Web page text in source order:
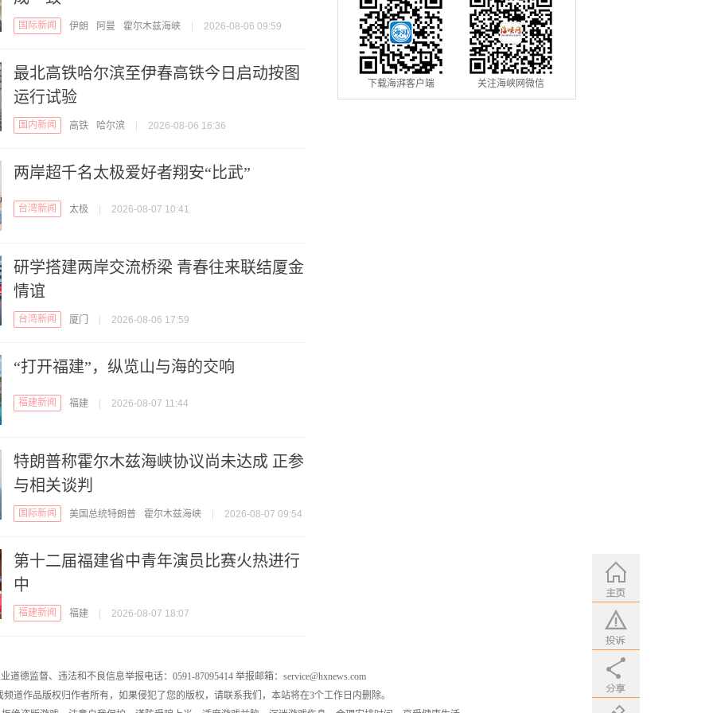
国际新闻 伊朗 阿曼 霍尔木兹海峡 2026-08-06 09:59
最北高铁哈尔滨至伊春高铁今日启动按图
运行试验
国内新闻 高铁 哈尔滨 2026-08-06 16:36
两岸超千名太极爱好者翔安“比武”
台湾新闻 太极 2026-08-07 10:41
研学搭建两岸交流桥梁 青春往来联结厦金
情谊
台湾新闻 厦门 2026-08-06 17:59
“打开福建”，纵览山与海的交响
福建新闻 福建 2026-08-07 11:44
特朗普称霍尔木兹海峡协议尚未达成 正参
与相关谈判
国际新闻 美国总统特朗普 霍尔木兹海峡 2026-08-07 09:54
第十二届福建省中青年演员比赛火热进行
中
福建新闻 福建 2026-08-07 18:07
下载海湃客户端 关注海峡网微信
道德监督、违法和不良信息举报电话：0591-87095414 举报邮箱：service@hxnews.com
频道作品版权归作者所有，如果侵犯了您的版权，请联系我们，本站将在3个工作日内删除。